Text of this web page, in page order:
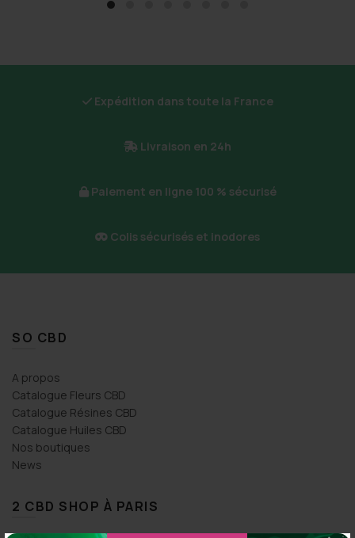
options
être
Expédition dans toute la France
Livraison en 24h
Paiement en ligne 100 % sécurisé
Colis sécurisés et inodores
SO CBD
A propos
Catalogue Fleurs CBD
Catalogue Résines CBD
Catalogue Huiles CBD
Nos boutiques
News
2 CBD SHOP À PARIS